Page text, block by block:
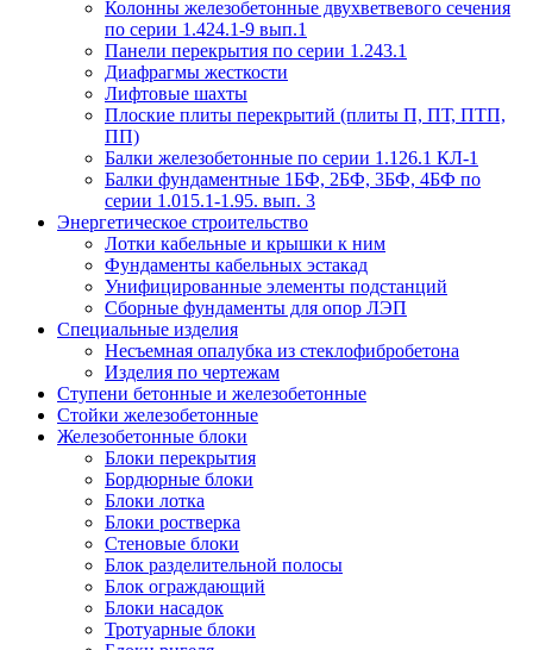
Колонны железобетонные двухветвевого сечения
по серии 1.424.1-9 вып.1
Панели перекрытия по серии 1.243.1
Диафрагмы жесткости
Лифтовые шахты
Плоские плиты перекрытий (плиты П, ПТ, ПТП,
ПП)
Балки железобетонные по серии 1.126.1 КЛ-1
Балки фундаментные 1БФ, 2БФ, 3БФ, 4БФ по
серии 1.015.1-1.95. вып. 3
Энергетическое строительство
Лотки кабельные и крышки к ним
Фундаменты кабельных эстакад
Унифицированные элементы подстанций
Сборные фундаменты для опор ЛЭП
Специальные изделия
Несъемная опалубка из стеклофибробетона
Изделия по чертежам
Ступени бетонные и железобетонные
Стойки железобетонные
Железобетонные блоки
Блоки перекрытия
Бордюрные блоки
Блоки лотка
Блоки ростверка
Стеновые блоки
Блок разделительной полосы
Блок ограждающий
Блоки насадок
Тротуарные блоки